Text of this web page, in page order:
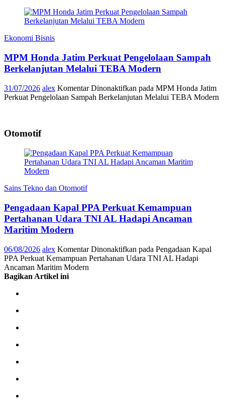
Ekonomi Bisnis
MPM Honda Jatim Perkuat Pengelolaan Sampah
Berkelanjutan Melalui TEBA Modern
31/07/2026 alex Komentar Dinonaktifkan pada MPM Honda Jatim
Perkuat Pengelolaan Sampah Berkelanjutan Melalui TEBA Modern
Otomotif
Sains Tekno dan Otomotif
Pengadaan Kapal PPA Perkuat Kemampuan
Pertahanan Udara TNI AL Hadapi Ancaman
Maritim Modern
06/08/2026 alex Komentar Dinonaktifkan pada Pengadaan Kapal
PPA Perkuat Kemampuan Pertahanan Udara TNI AL Hadapi
Ancaman Maritim Modern
Bagikan Artikel ini